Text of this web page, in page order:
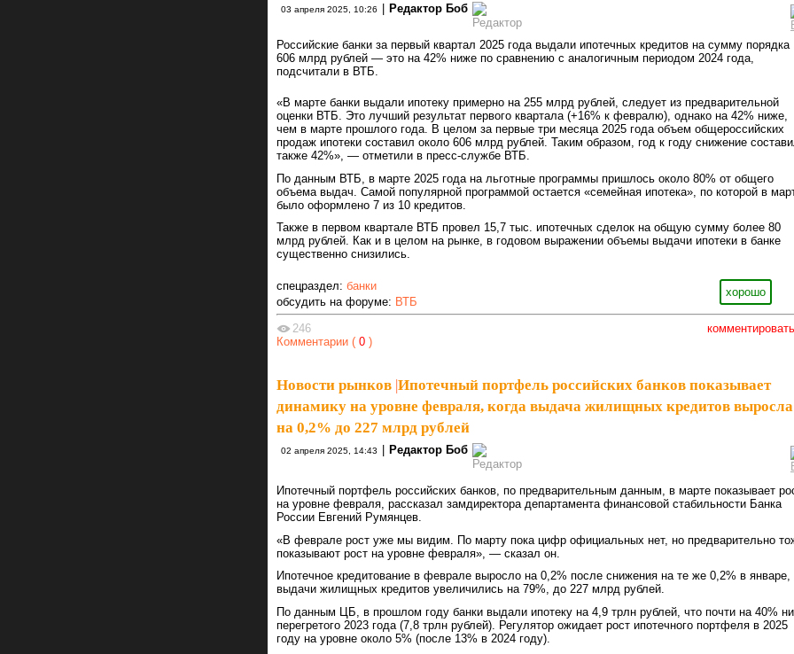
03 апреля 2025, 10:26 | Редактор Боб
Российские банки за первый квартал 2025 года выдали ипотечных кредитов на сумму порядка
606 млрд рублей — это на 42% ниже по сравнению с аналогичным периодом 2024 года,
подсчитали в ВТБ.
«В марте банки выдали ипотеку примерно на 255 млрд рублей, следует из предварительной
оценки ВТБ. Это лучший результат первого квартала (+16% к февралю), однако на 42% ниже,
чем в марте прошлого года. В целом за первые три месяца 2025 года объем общероссийских
продаж ипотеки составил около 606 млрд рублей. Таким образом, год к году снижение
также 42%», — отметили в пресс-службе ВТБ.
По данным ВТБ, в марте 2025 года на льготные программы пришлось около 80% от общего
объема выдач. Самой популярной программой остается «семейная ипотека», по которой в
было оформлено 7 из 10 кредитов.
Также в первом квартале ВТБ провел 15,7 тыс. ипотечных сделок на общую сумму более 80
млрд рублей. Как и в целом на рынке, в годовом выражении объемы выдачи ипотеки в банке
существенно снизились.
хорошо
спецраздел: банки
обсудить на форуме: ВТБ
комментировать
246
Комментарии ( 0 )
Новости рынков |Ипотечный портфель российских банков показывает
динамику на уровне февраля, когда выдача жилищных кредитов выросла
на 0,2% до 227 млрд рублей
02 апреля 2025, 14:43 Редактор Боб
Ипотечный портфель российских банков, по предварительным данным, в марте показывает
на уровне февраля, рассказал замдиректора департамента финансовой стабильности Банка
России Евгений Румянцев.
«В феврале рост уже мы видим. По марту пока цифр официальных нет, но предварительно
показывают рост на уровне февраля», — сказал он.
Ипотечное кредитование в феврале выросло на 0,2% после снижения на те же 0,2% в январе,
выдачи жилищных кредитов увеличились на 79%, до 227 млрд рублей.
По данным ЦБ, в прошлом году банки выдали ипотеку на 4,9 трлн рублей, что почти на 40%
перегретого 2023 года (7,8 трлн рублей). Регулятор ожидает рост ипотечного портфеля в 2025
году на уровне около 5% (после 13% в 2024 году).